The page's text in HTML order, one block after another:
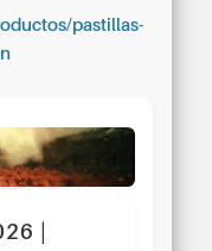
pastillas-
|